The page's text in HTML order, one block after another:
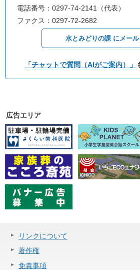
電話番号：0297-74-2141（代表）
ファクス：0297-72-2682
水とみどりの課 にメー
「チャットで質問（AIがご案内）」
広告エリア
リンクについて
著作権
免責事項